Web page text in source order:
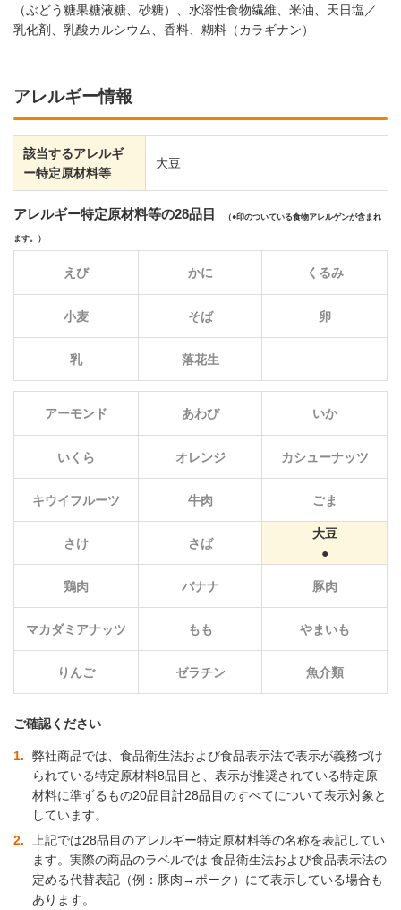
（ぶどう糖果糖液糖、砂糖）、水溶性食物繊維、米油、天日塩／
乳化剤、乳酸カルシウム、香料、糊料（カラギナン）
アレルギー情報
該当するアレルギ
ー特定原材料等
大豆
アレルギー特定原材料等の28品目 （ 印のついている食物アレルゲンが含まれ
ます。）
えび かに くるみ
小麦 そば 卵
乳 落花生
アーモンド あわび いか
いくら オレンジ カシューナッツ
キウイフルーツ 牛肉 ごま
さけ さば
大豆
鶏肉 バナナ 豚肉
マカダミアナッツ もも やまいも
りんご ゼラチン 魚介類
ご確認ください
1
弊社商品では、食品衛生法および食品表示法で表示が義務づけ
られている特定原材料8品目と、表示が推奨されている特定原
材料に準ずるもの20品目計28品目のすべてについて表示対象と
しています。
2
上記では28品目のアレルギー特定原材料等の名称を表記してい
ます。実際の商品のラベルでは 食品衛生法および食品表示法の
定める代替表記（例：豚肉→ポーク）にて表示している場合も
あります。